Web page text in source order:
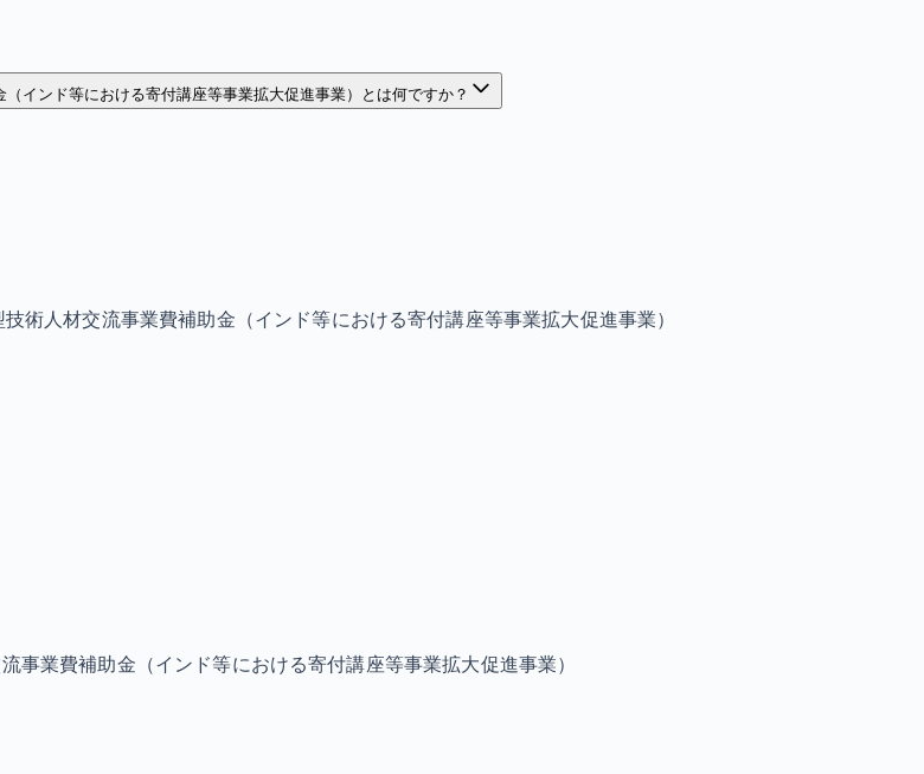
インド等における寄付講座等事業拡大促進事業）とは何ですか？
術人材交流事業費補助金（インド等における寄付講座等事業拡大促進事業）
事業費補助金（インド等における寄付講座等事業拡大促進事業）